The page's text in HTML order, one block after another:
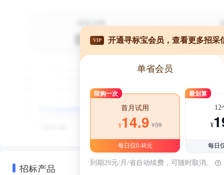
招标产品
VIP 开通寻标宝会员，查看更多招采
单省会员
限购一次
首月试用
¥14.9 ¥39
每日仅0.48元
最划算
12
¥
每日
到期29元/月/省自动续费，可随时取消。